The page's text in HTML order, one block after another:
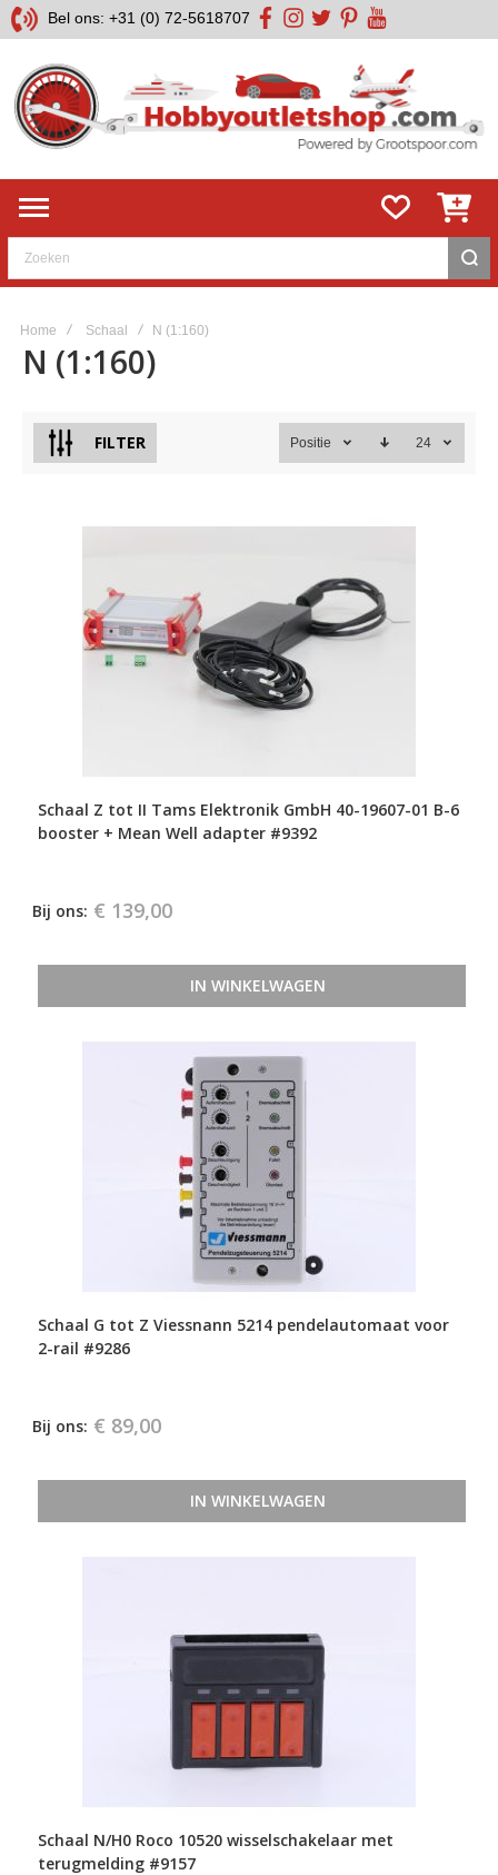
Bel ons: +31 (0) 72-5618707 facebook
instagram
twitterpinterest
youtube
Zoeken
Home Schaal N (1:160)
N (1:160)
FILTER Positie 24
Schaal Z tot II Tams Elektronik GmbH 40-19607-01 B-6
booster + Mean Well adapter #9392
Bij ons: € 139,00
IN WINKELWAGEN
Schaal G tot Z Viessnann 5214 pendelautomaat voor
2-rail #9286
Bij ons: € 89,00
IN WINKELWAGEN
Schaal N/H0 Roco 10520 wisselschakelaar met
terugmelding #9157